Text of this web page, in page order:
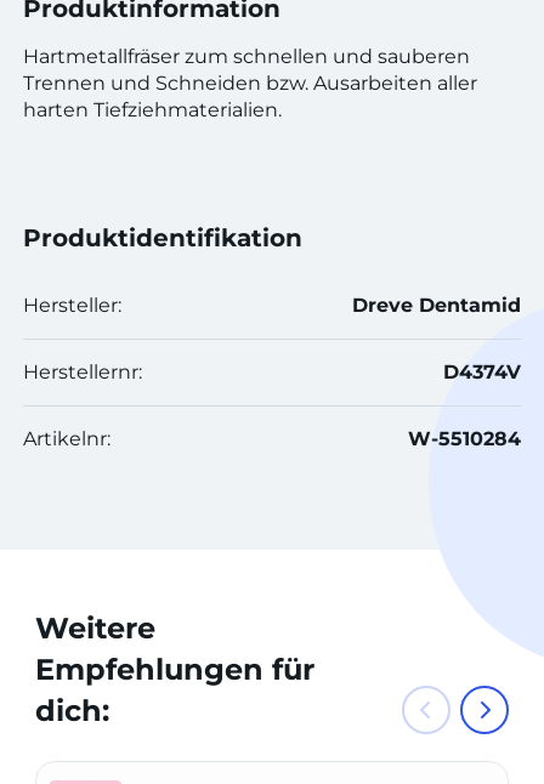
Produktinformation
Hartmetallfräser zum schnellen und sauberen
Trennen und Schneiden bzw. Ausarbeiten aller
harten Tiefziehmaterialien.
Produktidentifikation
Hersteller: Dreve Dentamid
Herstellernr: D4374V
Artikelnr: W-5510284
Weitere
Empfehlungen für
dich: